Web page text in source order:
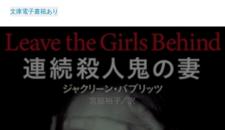
文庫電子書籍あり